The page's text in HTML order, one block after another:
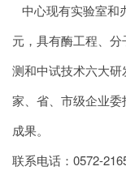
中心现有实验室和
元，具有酶工程、
测和中试技术六大
家、省、市级企业
成果。
联系电话：0572-